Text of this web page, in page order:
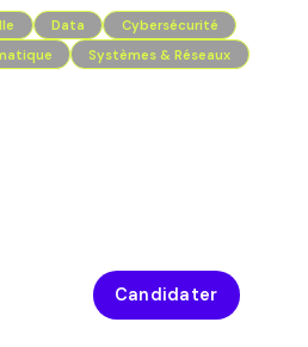
Systèmes & Réseaux
Data Cybersécurité
Candidater